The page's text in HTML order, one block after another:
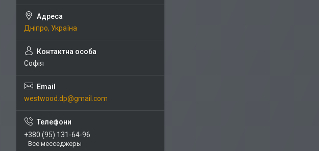
Дніпро, Україна
Софія
westwood.dp@gmail.com
+380 (95) 131-64-96
Все месседжеры